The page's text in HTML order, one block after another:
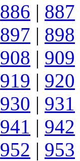
886 | 887
897 | 898
908 | 909
919 | 920
930 | 931
941 | 942
952 | 953